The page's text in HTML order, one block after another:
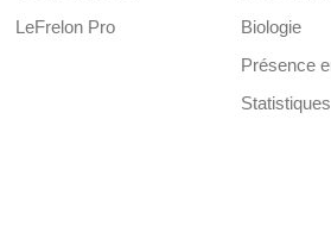
LeFrelon Pro
Biologie
Présence
Statistiques